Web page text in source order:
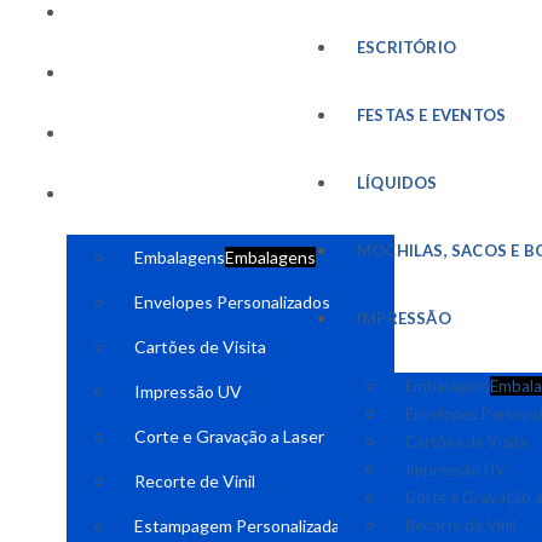
EmbalagensEmbalagens
Envelopes Personalizados
Cartões de Visita
Impressão UV
Corte e Gravação a Laser
Recorte de Vinil
Estampagem Personalizada
ESCRITÓRIO
FESTAS E EVENTOS
LÍQUIDOS
MOCHILAS, SACOS E
IMPRESSÃO
Embalagens
Envelopes
Cartões de Visita
Impressão UV
Corte e Gravação
Recorte de Vinil